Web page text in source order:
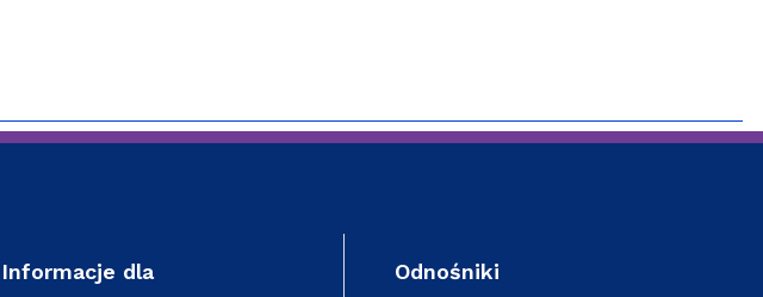
Informacje dla Odnośniki